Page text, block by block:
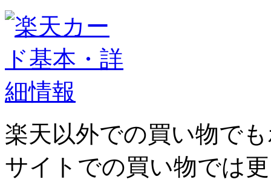
楽天以外での買い物で
サイトでの買い物では